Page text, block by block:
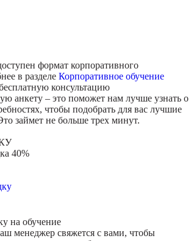
формат корпоративного
в разделе Корпоративное обучение
консультацию
анкету – это поможет нам лучше узнать о
чтобы подобрать для вас лучшие
займет не больше трех минут.
40%
на обучение
менеджер свяжется с вами, чтобы